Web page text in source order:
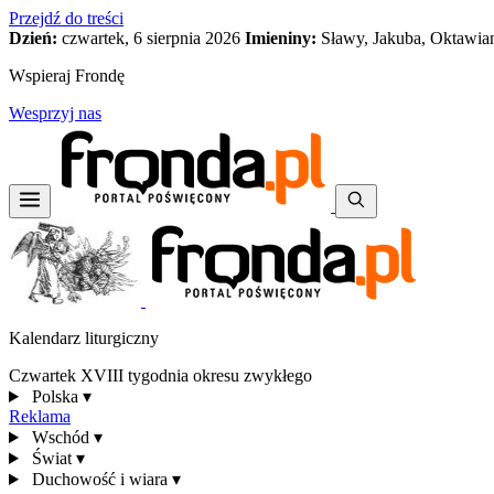
Przejdź do treści
Dzień: czwartek, 6 sierpnia 2026 Imieniny: Sławy, Jakuba,
Wspieraj Frondę
Wesprzyj nas
Kalendarz liturgiczny
Czwartek XVIII tygodnia okresu zwykłego
Polska ▾
Reklama
Wschód ▾
Świat ▾
Duchowość i wiara ▾